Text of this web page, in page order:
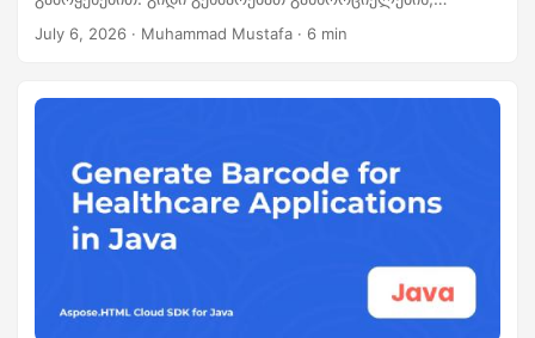
ძირითადი ფუნქციების, PDF‑ის გამოტანის
დამუშავება.
July 6, 2026 · Muhammad Mustafa · 6 min